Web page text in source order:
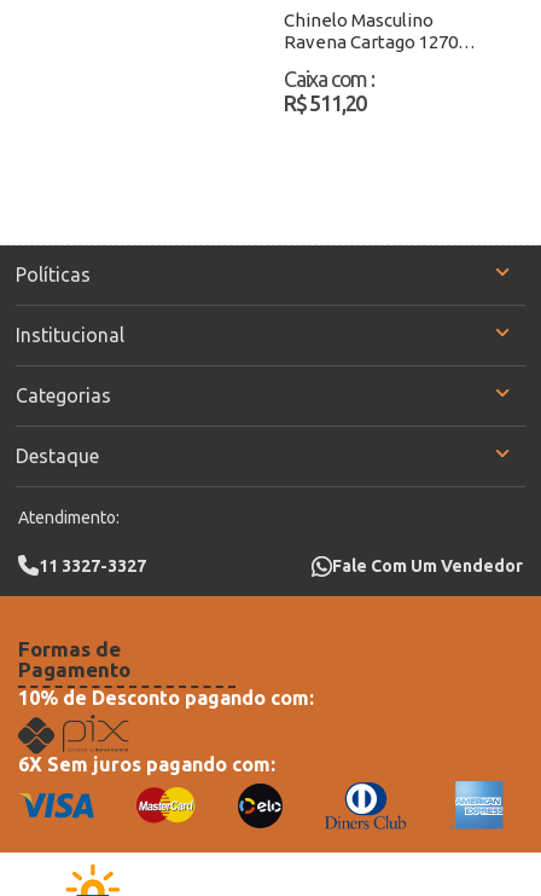
Chinelo Masculino
Ravena Cartago 12706
Caixa com :
R$ 511,20
Políticas
Institucional
Categorias
Destaque
Atendimento:
11 3327-3327 Fale Com Um Vendedor
Formas de
Pagamento
10% de Desconto pagando com:
6X Sem juros pagando com: